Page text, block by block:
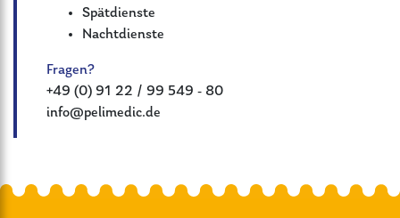
Spätdienste
Nachtdienste
Fragen?
+49 (0) 91 22 / 99 549 - 80
info@pelimedic.de